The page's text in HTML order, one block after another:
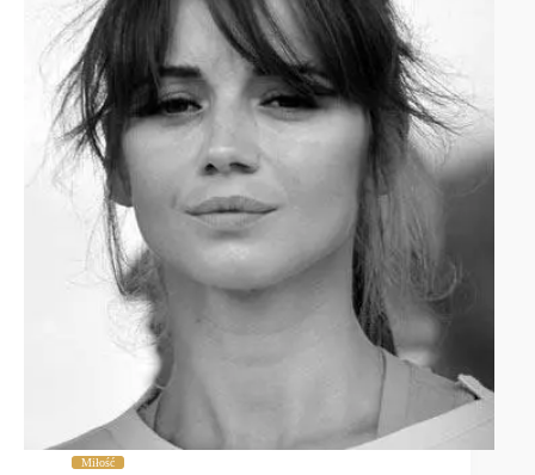
Miłość